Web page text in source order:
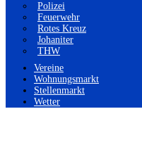
Polizei
Feuerwehr
Rotes Kreuz
Johaniter
THW
Vereine
Wohnungsmarkt
Stellenmarkt
Wetter